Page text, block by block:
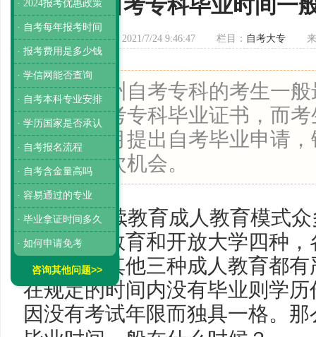
广州自考专科毕业时间一
发布时间：2021/7/24 9:46:47 栏目： 自考大专
导读：广州自考专科的考生一
能拿到自考专科毕业证书，而
月和十二月提出自考毕业申请
能等待下次机会。
国家继续教育成人教育模式
高，网络教育和开放大学四种
优点，但其他三种成人教育都
在规定的时间内没有毕业则学
因没有考试年限而独具一格。那
· 2024报考优惠政策
· 自考每年报考时间
· 报考费用是多少钱
· 学信网能否查询
· 自考本科专业安排
· 学历国家是否承认
· 自考报名流程
· 自考含金量高吗
· 容易通过的专业
· 毕业拿证时间多久
· 如何申请免考
咨询其他问题>>